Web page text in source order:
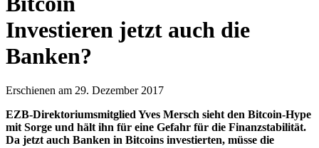
Investieren jetzt auch die
Banken?
Erschienen am 29. Dezember 2017
EZB-Direktoriumsmitglied Yves Mersch sieht den Bitcoin-Hype
mit Sorge und hält ihn für eine Gefahr für die Finanzstabilität.
Da jetzt auch Banken in Bitcoins investierten, müsse die